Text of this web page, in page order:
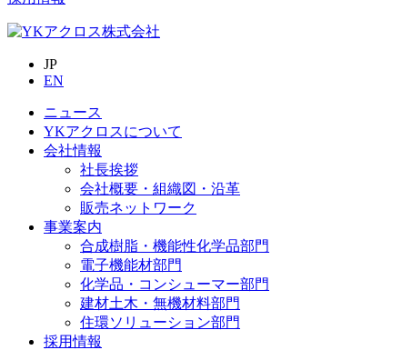
JP
EN
ニュース
YKアクロスについて
会社情報
社長挨拶
会社概要・組織図・沿革
販売ネットワーク
事業案内
合成樹脂・機能性化学品部門
電子機能材部門
化学品・コンシューマー部門
建材土木・無機材料部門
住環ソリューション部門
採用情報